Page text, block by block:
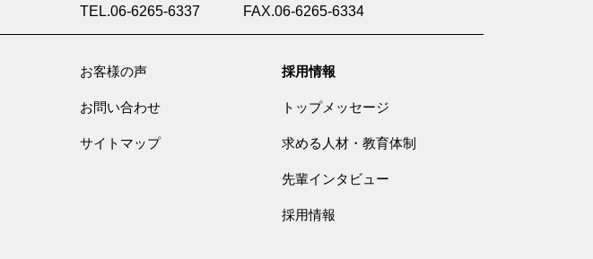
TEL.06-6265-6337
FAX.06-6265-6334
お客様の声
お問い合わせ
サイトマップ
採用情報
トップメッセージ
求める人材・教育体制
先輩インタビュー
採用情報